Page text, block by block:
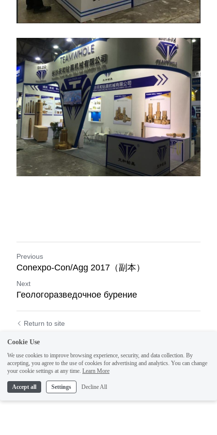
Previous
Conexpo-Con/Agg 2017（副本）
Next
Геологоразведочное бурение
Return to site
Cookie Use
We use cookies to improve browsing experience, security, and data collection. By
accepting, you agree to the use of cookies for advertising and analytics. You can change
your cookie settings at any time. Learn More
Accept all Settings Decline All